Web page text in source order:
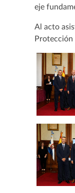
eje
Al acto
Protección